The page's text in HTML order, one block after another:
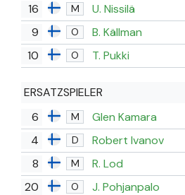
16 M U. Nissilä
9 O B. Källman
10 O T. Pukki
ERSATZSPIELER
6
M Glen Kamara
4 D Robert Ivanov
8 M R. Lod
20 O J. Pohjanpalo